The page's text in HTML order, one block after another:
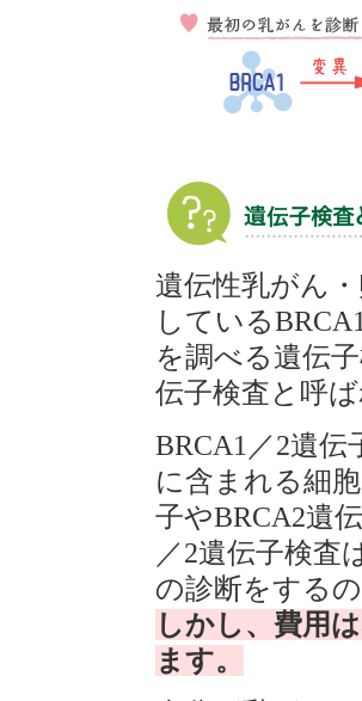
遺伝性乳がん
している
を調べる遺伝
伝子検査と呼
BRCA1／2遺
に含まれる細
子やBRCA2遺
／2遺伝子検査
の診断をする
しかし、費用
ます。